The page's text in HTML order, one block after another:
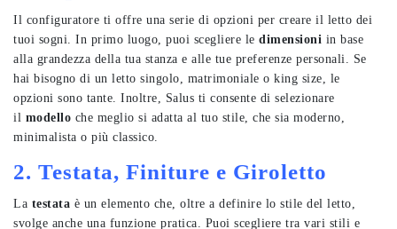
Il configuratore ti offre una serie di opzioni per creare il letto dei
tuoi sogni. In primo luogo, puoi scegliere le dimensioni in base
alla grandezza della tua stanza e alle tue preferenze personali. Se
hai bisogno di un letto singolo, matrimoniale o king size, le
opzioni sono tante. Inoltre, Salus ti consente di selezionare
il modello che meglio si adatta al tuo stile, che sia moderno,
minimalista o più classico.
2. Testata, Finiture e Giroletto
La testata è un elemento che, oltre a definire lo stile del letto,
svolge anche una funzione pratica. Puoi scegliere tra vari stili e